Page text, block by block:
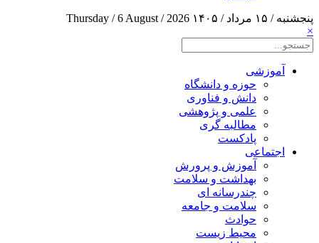
پنجشنبه / ۱۵ مرداد / ۱۴۰۵
Thursday / 6 August / 2026
×
آموزشی
حوزه و دانشگاه
دانش و فناوری
علمی و پژوهشی
مطالبه گری
پادکست
اجتماعی
آموزش و پرورش
بهداشت و سلامت
چندرسانه ای
سلامت و جامعه
حوادث
محیط زیست